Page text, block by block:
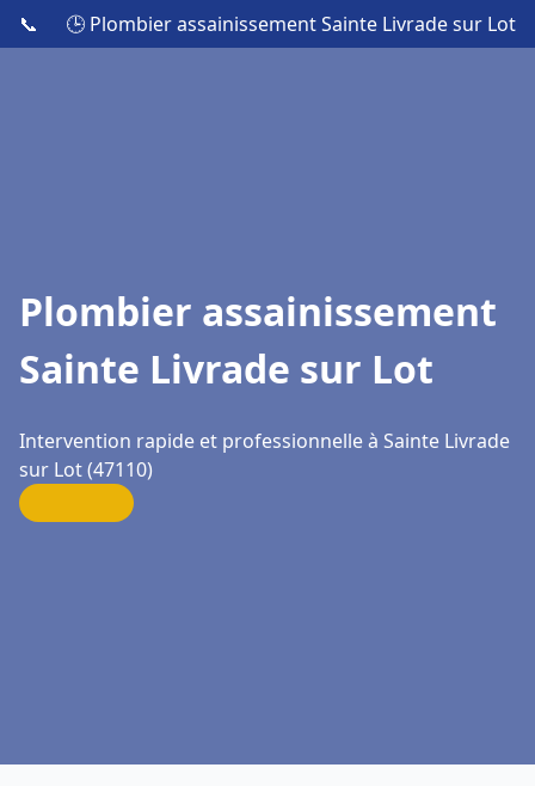
📞 🕒 Plombier assainissement Sainte Livrade sur Lot
Plombier assainissement
Sainte Livrade sur Lot
Intervention rapide et professionnelle à Sainte Livrade
sur Lot (47110)